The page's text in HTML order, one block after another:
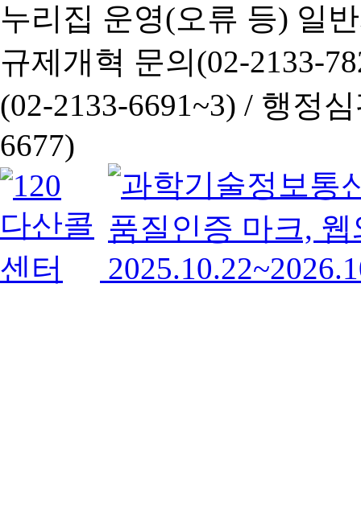
누리집 운영(오류 등) 일
규제개혁 문의(02-2133-
(02-2133-6691~3) / 행정심
6677)